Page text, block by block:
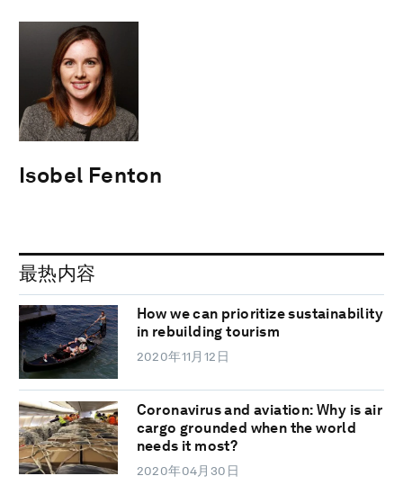
Isobel Fenton
最热内容
How we can prioritize sustainability
in rebuilding tourism
2020年11月12日
Coronavirus and aviation: Why is air
cargo grounded when the world
needs it most?
2020年04月30日